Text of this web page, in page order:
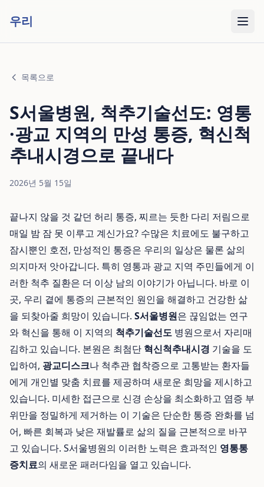
우리
목록으로
S서울병원, 척추기술선도: 영통
·광교 지역의 만성 통증, 혁신척
추내시경으로 끝내다
2026년 5월 15일
끝나지 않을 것 같던 허리 통증, 찌르는 듯한 다리 저림으로
매일 밤 잠 못 이루고 계신가요? 수많은 치료에도 불구하고
잠시뿐인 호전, 만성적인 통증은 우리의 일상은 물론 삶의
의지마저 앗아갑니다. 특히 영통과 광교 지역 주민들에게 이
러한 척추 질환은 더 이상 남의 이야기가 아닙니다. 바로 이
곳, 우리 곁에 통증의 근본적인 원인을 해결하고 건강한 삶
을 되찾아줄 희망이 있습니다. S서울병원은 끊임없는 연구
와 혁신을 통해 이 지역의 척추기술선도 병원으로서 자리매
김하고 있습니다. 본원은 최첨단 혁신척추내시경 기술을 도
입하여, 광교디스크나 척추관 협착증으로 고통받는 환자들
에게 개인별 맞춤 치료를 제공하며 새로운 희망을 제시하고
있습니다. 미세한 접근으로 신경 손상을 최소화하고 염증 부
위만을 정밀하게 제거하는 이 기술은 단순한 통증 완화를 넘
어, 빠른 회복과 낮은 재발률로 삶의 질을 근본적으로 바꾸
고 있습니다. S서울병원의 이러한 노력은 효과적인 영통통
증치료의 새로운 패러다임을 열고 있습니다.